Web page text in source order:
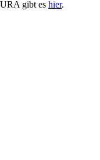
gibt es hier.